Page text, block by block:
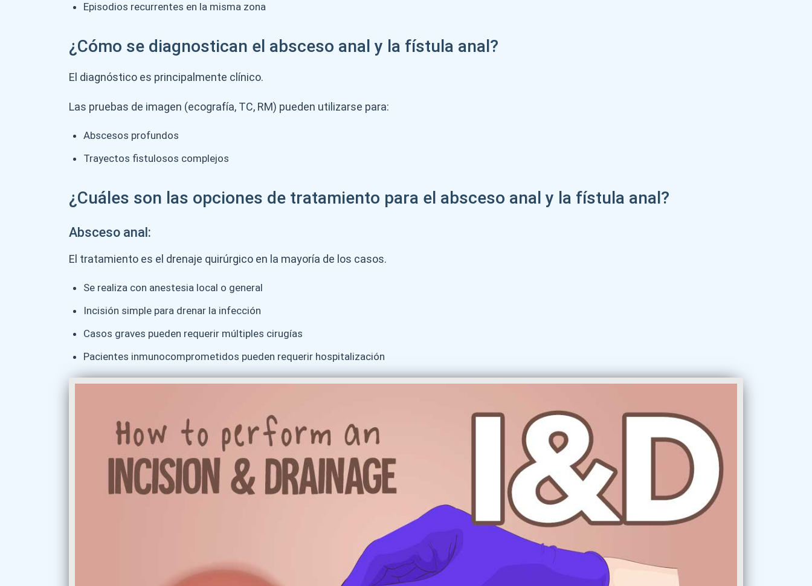
Episodios recurrentes en la misma zona
¿Cómo se diagnostican el absceso anal y la fístula anal?
El diagnóstico es principalmente clínico.
Las pruebas de imagen (ecografía, TC, RM) pueden utilizarse para:
Abscesos profundos
Trayectos fistulosos complejos
¿Cuáles son las opciones de tratamiento para el absceso anal y la fístula anal?
Absceso anal:
El tratamiento es el drenaje quirúrgico en la mayoría de los casos.
Se realiza con anestesia local o general
Incisión simple para drenar la infección
Casos graves pueden requerir múltiples cirugías
Pacientes inmunocomprometidos pueden requerir hospitalización